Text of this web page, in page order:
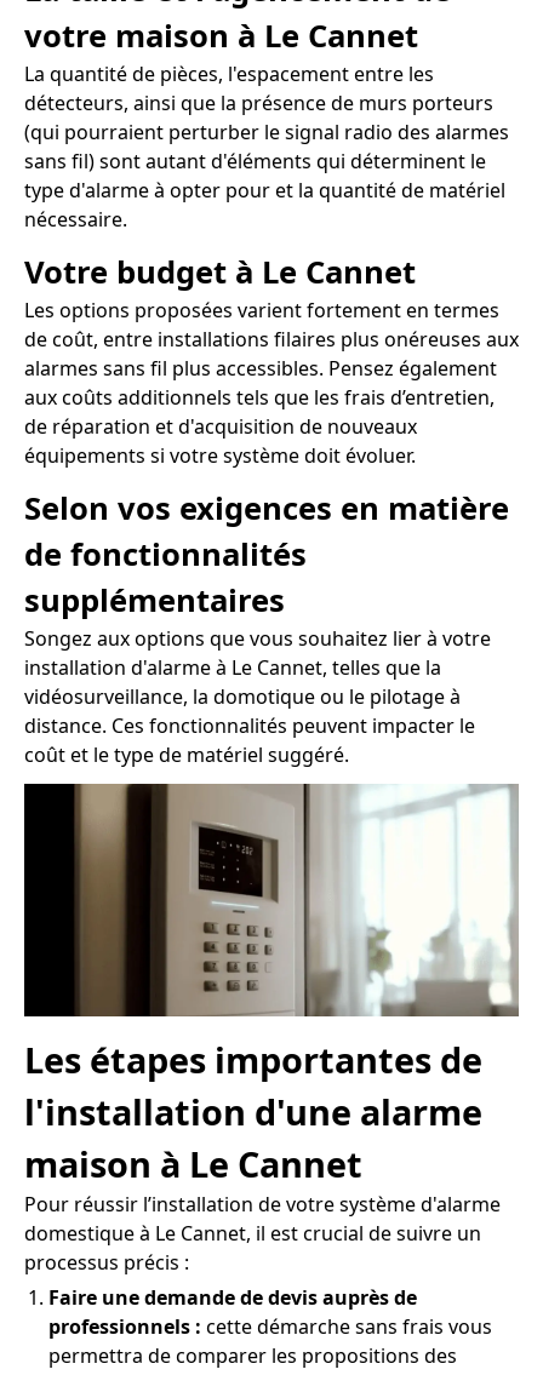
votre maison à Le Cannet
La quantité de pièces, l'espacement entre les
détecteurs, ainsi que la présence de murs porteurs
(qui pourraient perturber le signal radio des alarmes
sans fil) sont autant d'éléments qui déterminent le
type d'alarme à opter pour et la quantité de matériel
nécessaire.
Votre budget à Le Cannet
Les options proposées varient fortement en termes
de coût, entre installations filaires plus onéreuses aux
alarmes sans fil plus accessibles. Pensez également
aux coûts additionnels tels que les frais d’entretien,
de réparation et d'acquisition de nouveaux
équipements si votre système doit évoluer.
Selon vos exigences en matière
de fonctionnalités
supplémentaires
Songez aux options que vous souhaitez lier à votre
installation d'alarme à Le Cannet, telles que la
vidéosurveillance, la domotique ou le pilotage à
distance. Ces fonctionnalités peuvent impacter le
coût et le type de matériel suggéré.
Les étapes importantes de
l'installation d'une alarme
maison à Le Cannet
Pour réussir l’installation de votre système d'alarme
domestique à Le Cannet, il est crucial de suivre un
processus précis :
Faire une demande de devis auprès de
professionnels : cette démarche sans frais vous
permettra de comparer les propositions des